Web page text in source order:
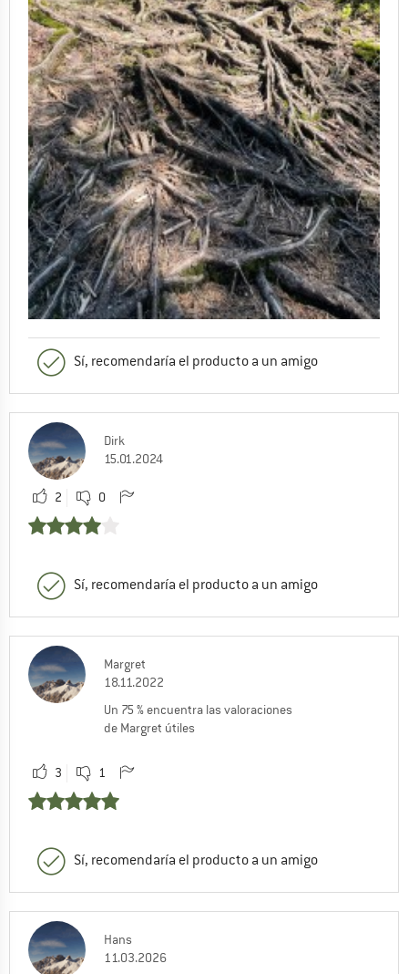
Sí, recomendaría el producto a un amigo
Dirk
15.01.2024
2 0
Sí, recomendaría el producto a un amigo
Margret
18.11.2022
Un 75 % encuentra las valoraciones
de Margret útiles
3 1
Sí, recomendaría el producto a un amigo
Hans
11.03.2026